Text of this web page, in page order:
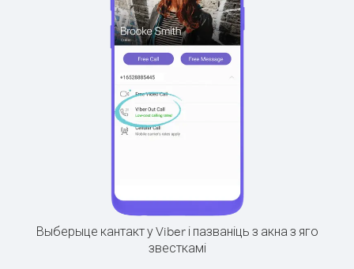
Выберыце кантакт у Viber і пазваніць з акна з яго
звесткамі